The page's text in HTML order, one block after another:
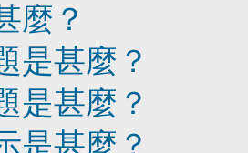
麼？
是甚麼？
是甚麼？
是甚麼？